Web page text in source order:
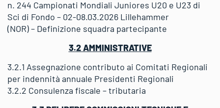
n. 244 Campionati Mondiali Juniores U20 e U23 di
Sci di Fondo – 02-08.03.2026 Lillehammer
(NOR) – Definizione squadra partecipante
3.2 AMMINISTRATIVE
3.2.1 Assegnazione contributo ai Comitati Regionali
per indennità annuale Presidenti Regionali
3.2.2 Consulenza fiscale – tributaria